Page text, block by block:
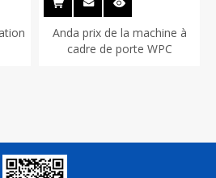
Anda prix de la machine à
cadre de porte WPC